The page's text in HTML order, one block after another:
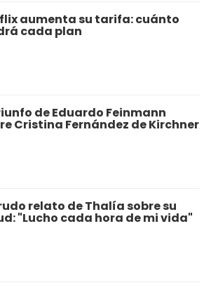
aumenta su tarifa: cuánto
cada plan
de Eduardo Feinmann
Cristina Fernández de Kirchner
relato de Thalía sobre su
"Lucho cada hora de mi vida"